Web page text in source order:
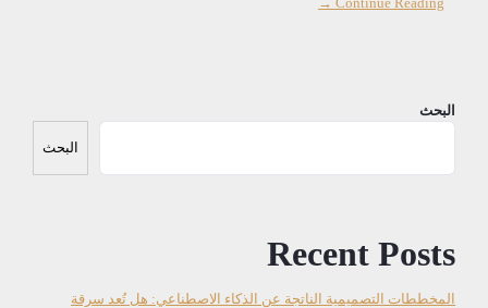
البحث
البحث
Recent Posts
المخططات التصميمية الناتجة عن الذكاء الاصطناعي: هل تُعد سرقة